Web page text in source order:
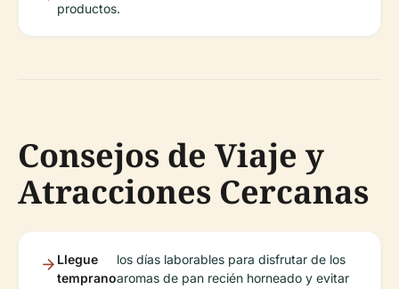
productos.
Consejos de Viaje y
Atracciones Cercanas
Llegue
temprano
los días laborables para disfrutar de los
aromas de pan recién horneado y evitar